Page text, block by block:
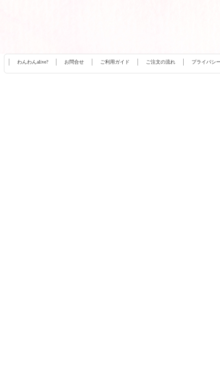
わんわんalive? お問合せ ご利用ガイド ご注文の流れ プライバシ